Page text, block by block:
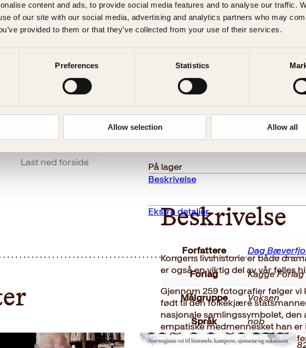
content and ads, to provide social media features and to analyse our traffic.
of our site with our social media, advertising and analytics partners who may
provided to them or that they’ve collected from your use of their services.
Preferences Statistics
Allow selection Allow all
Last ned forside
... om et unikt liv»
Format:
På lager
Beskrivelse
Beskrivelse
Kongens livshistorie er både
er også en viktig del av vår felles
Gjennom 259 fotografier følger vi
født til den folkekjære
nasjonale samlingssymbolet,
empatiske medmennesket han er
noen av Norges fremste
Ekstra detaljer
Forfattere Dag
Forlag Kagge Forlag
Målgruppe Voksen
Språk nob
ISBN